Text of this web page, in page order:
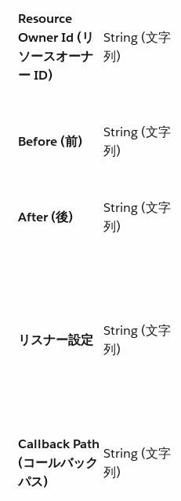
Resource
Owner Id (リ
ソースオーナ
ー ID)
String (文字
列)
Before (前)
String (文字
列)
After (後)
String (文字
列)
リスナー設定
String (文字
列)
Callback Path
(コールバック
パス)
String (文字
列)